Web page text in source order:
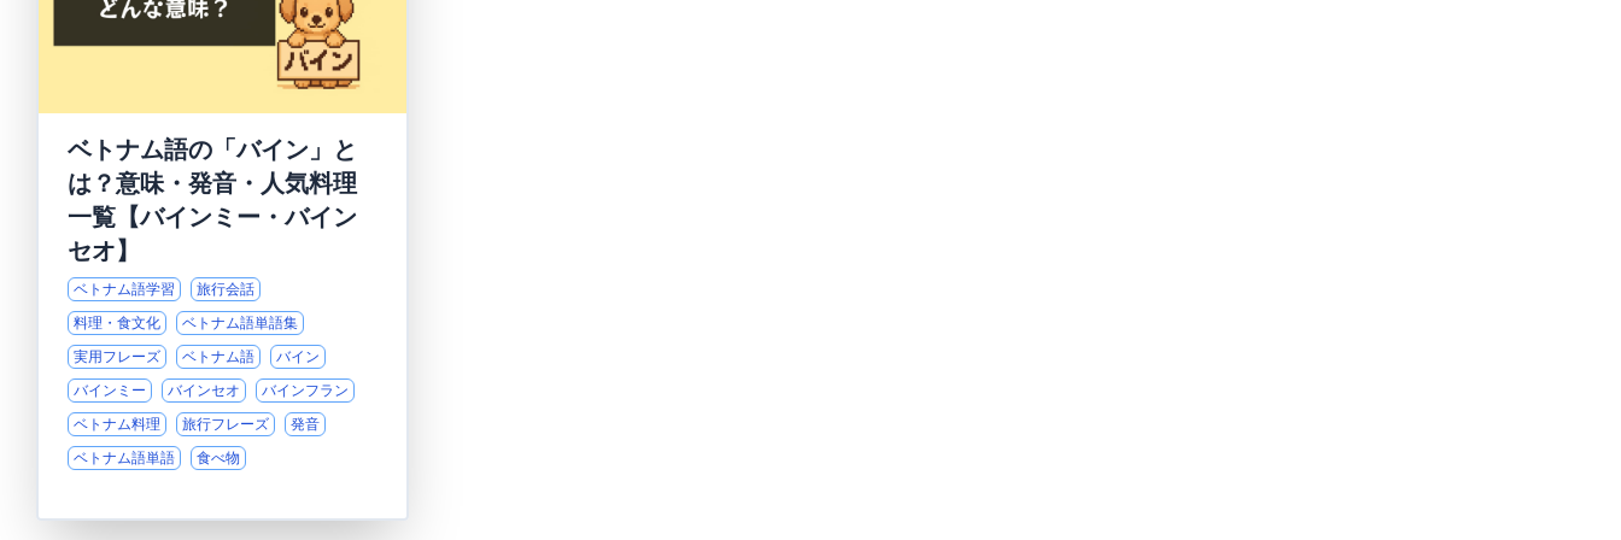
ベトナム語の「バイン」と
は？意味・発音・人気料理
一覧【バインミー・バイン
セオ】
ベトナム語学習
旅行会話
料理・食文化
ベトナム語単語集
実用フレーズ
ベトナム語
バイン
バインミー
バインセオ
バインフラン
ベトナム料理
旅行フレーズ
発音
ベトナム語単語
食べ物